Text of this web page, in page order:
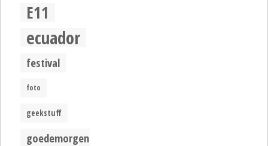
E11
ecuador
festival
foto
geekstuff
goedemorgen